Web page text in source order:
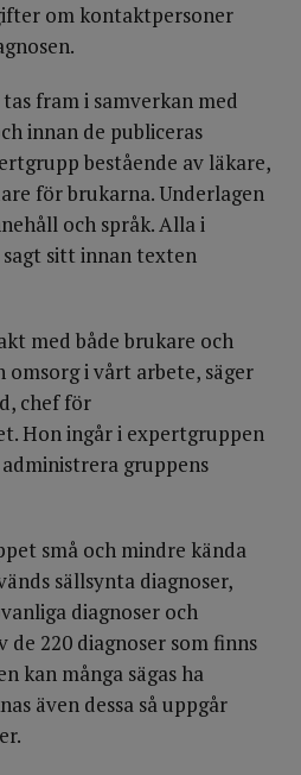
om kontaktpersoner
fram i samverkan med
innan de publiceras
bestående av läkare,
för brukarna. Underlagen
och språk. Alla i
sitt innan texten
med både brukare och
omsorg i vårt arbete, säger
chef för
Hon ingår i expertgruppen
gruppens
små och mindre kän­da
sällsynta diagnoser,
diagnoser och
de 220 diagnoser som finns
kan många sägas ha
även dessa så uppgår